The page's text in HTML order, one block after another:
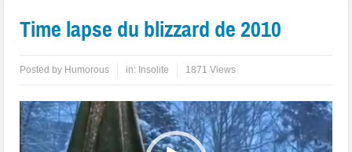
Time lapse du blizzard de 2010
Posted by Humorous in: Insolite 1871 Views
Lecteur
vidéo